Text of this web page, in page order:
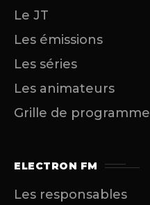
Le JT
Les émissions
Les séries
Les animateurs
Grille de programme
ELECTRON FM
Les responsables